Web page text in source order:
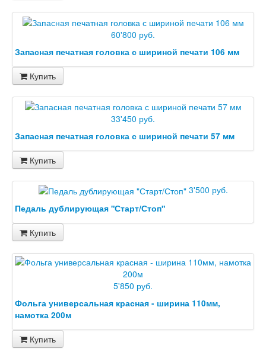
60'800 руб.
Запасная печатная головка с шириной печати 106 мм
Купить
33'450 руб.
Запасная печатная головка с шириной печати 57 мм
Купить
3'500 руб.
Педаль дублирующая "Старт/Стоп"
Купить
5'850 руб.
Фольга универсальная красная - ширина 110мм,
намотка 200м
Купить